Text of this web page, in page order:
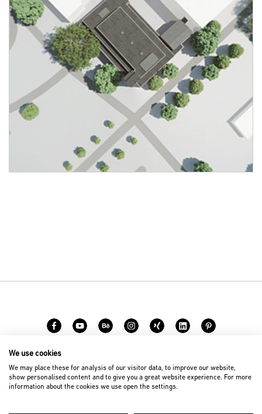
© 2026 D’art Design Gruppe GmbH
We use cookies
We may place these for analysis of our visitor data, to improve our website,
show personalised content and to give you a great website experience. For more
information about the cookies we use open the settings.